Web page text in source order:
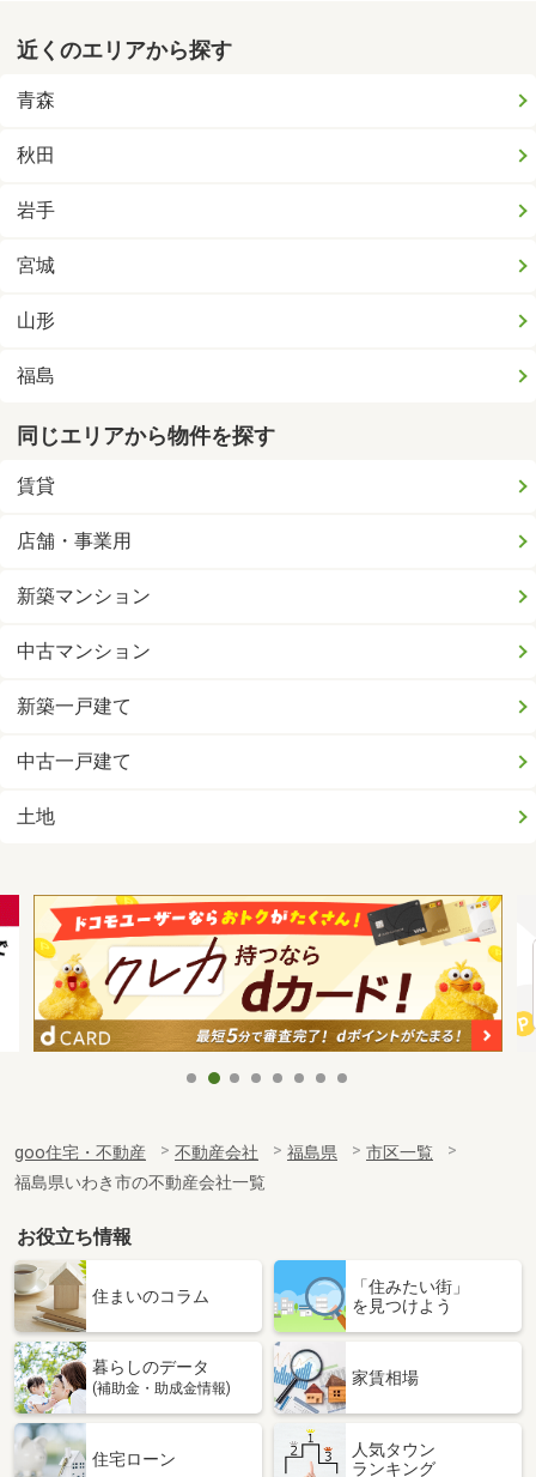
近くのエリアから探す
青森
秋田
岩手
宮城
山形
福島
同じエリアから物件を探す
賃貸
店舗・事業用
新築マンション
中古マンション
新築一戸建て
中古一戸建て
土地
goo住宅・不動産 不動産会社 福島県
市区一覧
福島県いわき市の不動産会社一覧
お役立ち情報
住まいのコラム
「住みたい街」
を見つけよう
暮らしのデータ
(補助金・助成金情報)
家賃相場
住宅ローン
人気タウン
ランキング